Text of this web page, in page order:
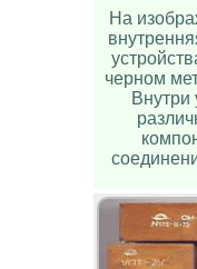
На
черном
Внутри